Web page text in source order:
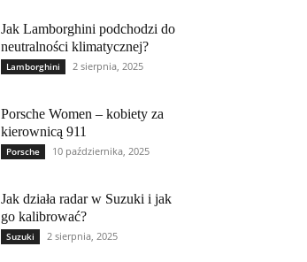
Jak Lamborghini podchodzi do
neutralności klimatycznej?
Lamborghini 2 sierpnia, 2025
Porsche Women – kobiety za
kierownicą 911
Porsche 10 października, 2025
Jak działa radar w Suzuki i jak
go kalibrować?
Suzuki 2 sierpnia, 2025